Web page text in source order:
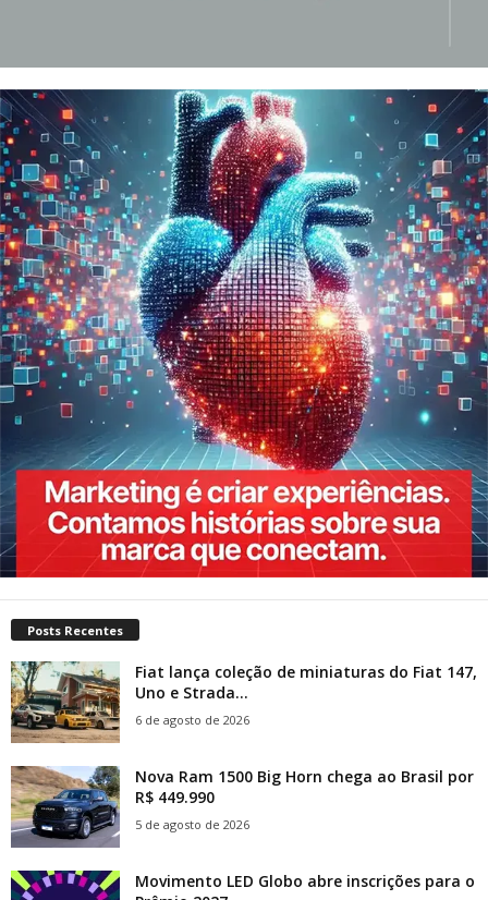
Posts Recentes
Fiat lança coleção de miniaturas do Fiat 147,
Uno e Strada...
6 de agosto de 2026
Nova Ram 1500 Big Horn chega ao Brasil por
R$ 449.990
5 de agosto de 2026
Movimento LED Globo abre inscrições para o